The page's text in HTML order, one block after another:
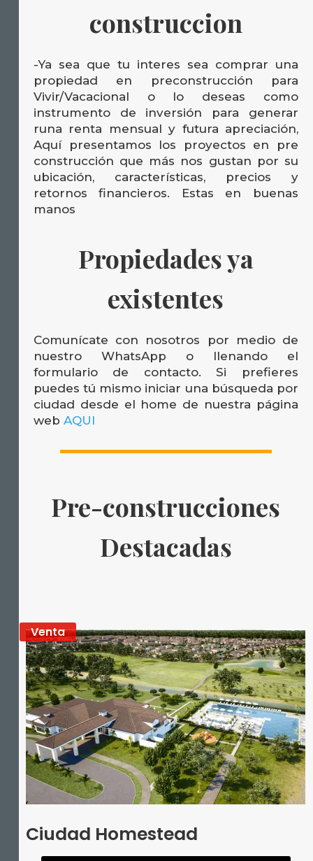
construccion
-Ya sea que tu interes sea comprar una
propiedad en preconstrucción para
Vivir/Vacacional o lo deseas como
instrumento de inversión para generar
runa renta mensual y futura apreciación,
Aquí presentamos los proyectos en pre
construcción que más nos gustan por su
ubicación, características, precios y
retornos financieros. Estas en buenas
manos
Propiedades ya
existentes
Comunícate con nosotros por medio de
nuestro WhatsApp o llenando el
formulario de contacto. Si prefieres
puedes tú mismo iniciar una búsqueda por
ciudad desde el home de nuestra página
web AQUI
Pre-construcciones
Destacadas
Venta
Ciudad Homestead